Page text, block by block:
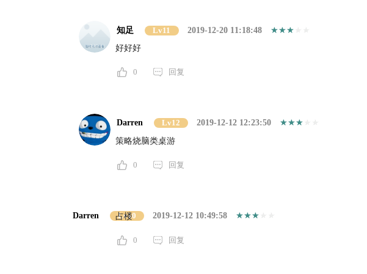
知足 Lv11
2019-12-20 11:18:48
好好好
0 回复
Darren Lv12
2019-12-12 12:23:50
策略烧脑类桌游
0 回复
Darren Lv10 2019-12-12 10:49:58
占楼
0 回复